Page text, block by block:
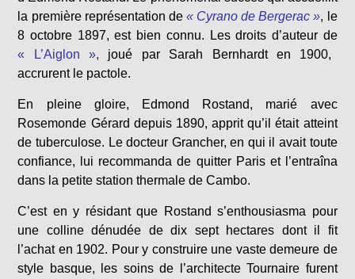
la première représentation de « Cyrano de Bergerac », le
8 octobre 1897, est bien connu. Les droits d’auteur de
« L’Aiglon », joué par Sarah Bernhardt en 1900,
accrurent le pactole.
En pleine gloire, Edmond Rostand, marié avec
Rosemonde Gérard depuis 1890, apprit qu’il était atteint
de tuberculose. Le docteur Grancher, en qui il avait toute
confiance, lui recommanda de quitter Paris et l’entraîna
dans la petite station thermale de Cambo.
C’est en y résidant que Rostand s’enthousiasma pour
une colline dénudée de dix sept hectares dont il fit
l’achat en 1902. Pour y construire une vaste demeure de
style basque, les soins de l’architecte Tournaire furent